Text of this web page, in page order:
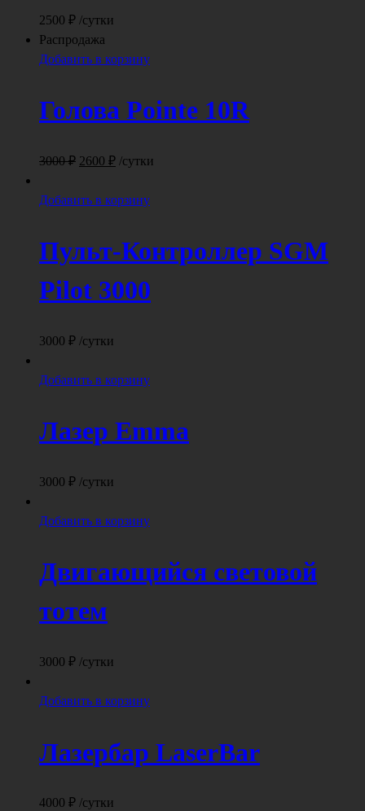
2500 ₽ /сутки
Распродажа
Добавить в корзину
Голова Pointe 10R
3000₽ Первоначальная
составляла
2600 ₽Текущая
2600 ₽.
/сутки
Добавить в корзину
Пульт-Контроллер SGM
Pilot 3000
3000 ₽ /сутки
Добавить в корзину
Лазер Emma
3000 ₽ /сутки
Добавить в корзину
Двигающийся световой
тотем
3000 ₽ /сутки
Добавить в корзину
Лазербар LaserBar
4000 ₽ /сутки